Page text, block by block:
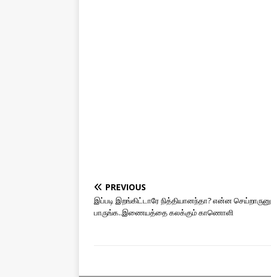
PREVIOUS
இப்படி இறங்கிட்டாரே நித்தியானந்தா? என்ன செய்றாருனு
பாருங்க..இணையத்தை கலக்கும் காணொளி